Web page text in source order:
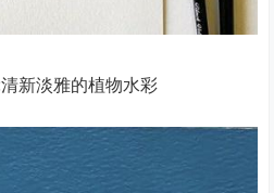
新淡雅的植物水彩